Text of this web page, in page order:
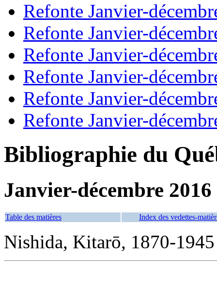
Refonte Janvier-
Refonte Janvier-
Refonte Janvier-
Refonte Janvier-
Refonte Janvier-
Refonte Janvier-
Bibliographie du
Janvier-décembre 2016
Table des matières Index des vedettes-
Nishida, Kitarō, 1870-1945